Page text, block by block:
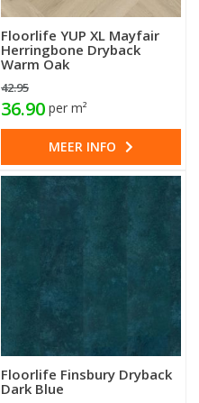
Floorlife YUP XL Mayfair
Herringbone Dryback
Warm Oak
42.95
36.90 per m²
MEER INFO
Floorlife Finsbury Dryback
Dark Blue